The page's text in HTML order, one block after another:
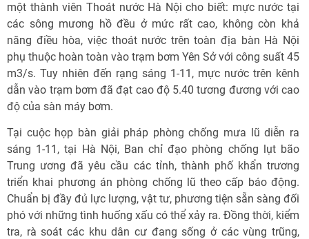
một thành viên Thoát nước Hà Nội cho biết: mực nước tại
các sông mương hồ đều ở mức rất cao, không còn khả
năng điều hòa, việc thoát nước trên toàn địa bàn Hà Nội
phụ thuộc hoàn toàn vào trạm bơm Yên Sở với công suất 45
m3/s. Tuy nhiên đến rạng sáng 1-11, mực nước trên kênh
dẫn vào trạm bơm đã đạt cao độ 5.40 tương đương với cao
độ của sàn máy bơm.
Tại cuộc họp bàn giải pháp phòng chống mưa lũ diễn ra
sáng 1-11, tại Hà Nội, Ban chỉ đạo phòng chống lụt bão
Trung ương đã yêu cầu các tỉnh, thành phố khẩn trương
triển khai phương án phòng chống lũ theo cấp báo động.
Chuẩn bị đầy đủ lực lượng, vật tư, phương tiện sẵn sàng đối
phó với những tình huống xấu có thể xảy ra. Đồng thời, kiểm
tra, rà soát các khu dân cư đang sống ở các vùng trũng,